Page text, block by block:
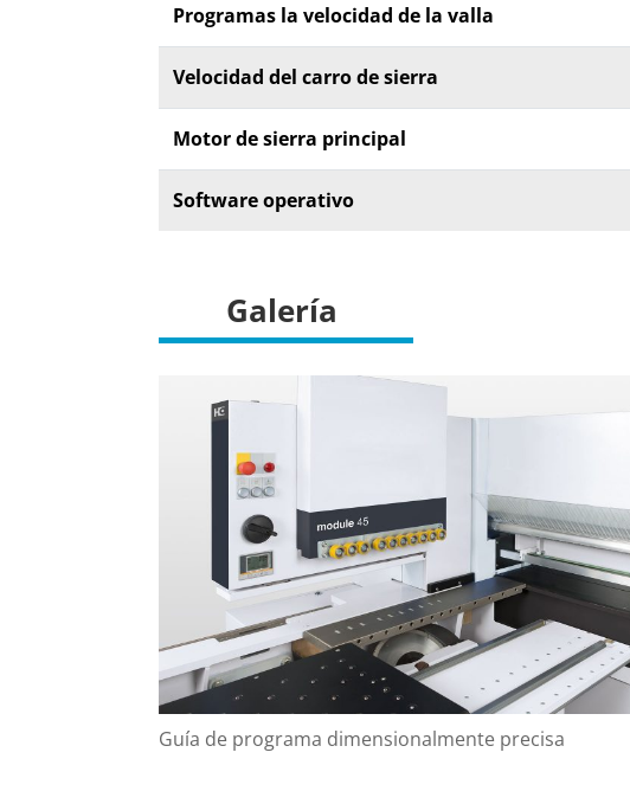
Programas la velocidad de la valla
Velocidad del carro de sierra
Motor de sierra principal
Software operativo
Galería
Guía de programa dimensionalmente precisa